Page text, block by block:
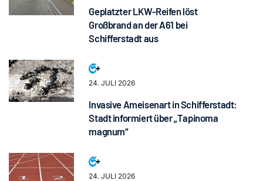
Geplatzter LKW-Reifen löst
Großbrand an der A61 bei
Schifferstadt aus
24. JULI 2026
Invasive Ameisenart in Schifferstadt:
Stadt informiert über „Tapinoma
magnum“
24. JULI 2026